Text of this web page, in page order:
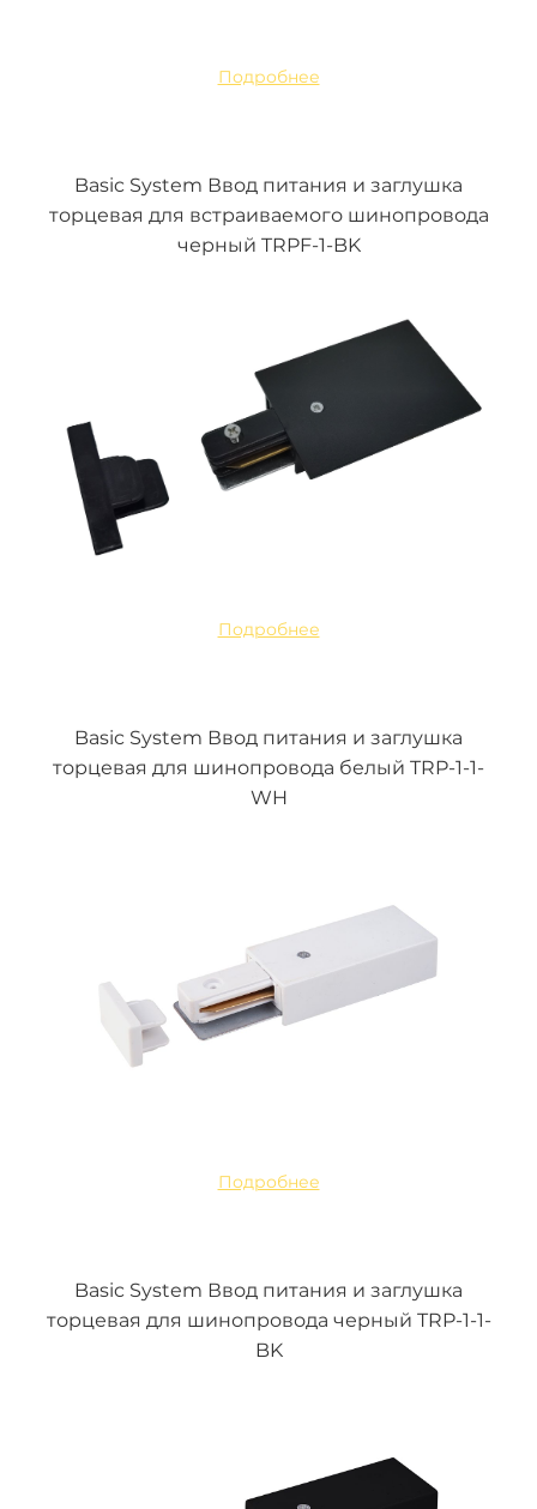
Подробнее
Basic System Ввод питания и заглушка
торцевая для встраиваемого шинопровода
черный TRPF-1-BK
Подробнее
Basic System Ввод питания и заглушка
торцевая для шинопровода белый TRP-1-1-
WH
Подробнее
Basic System Ввод питания и заглушка
торцевая для шинопровода черный TRP-1-1-
BK